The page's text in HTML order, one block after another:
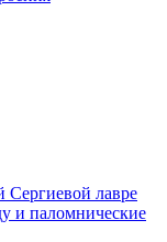
Сергиевой лавре
и паломнические